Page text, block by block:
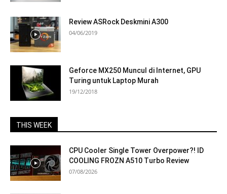
Review ASRock Deskmini A300
04/06/2019
Geforce MX250 Muncul di Internet, GPU
Turing untuk Laptop Murah
19/12/2018
THIS WEEK
CPU Cooler Single Tower Overpower?! ID
COOLING FROZN A510 Turbo Review
07/08/2026